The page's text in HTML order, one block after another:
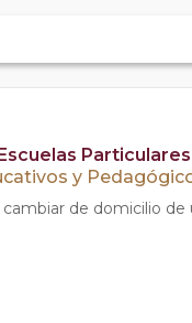
y
de domicilio